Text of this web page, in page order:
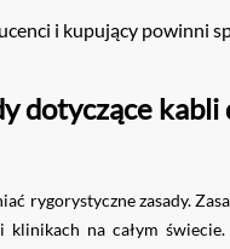
i kupujący powinni
dotyczące kabli
rygorystyczne zasady.
na całym